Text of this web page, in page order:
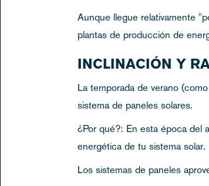
Aunque llegue relativamente
plantas de producción de
INCLINACIÓN Y
La temporada de verano
sistema de paneles solares.
¿Por qué?: En esta época del
energética de tu sistema solar.
Los sistemas de paneles